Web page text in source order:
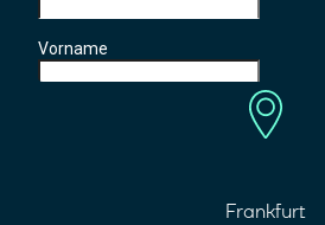
Frankfurt